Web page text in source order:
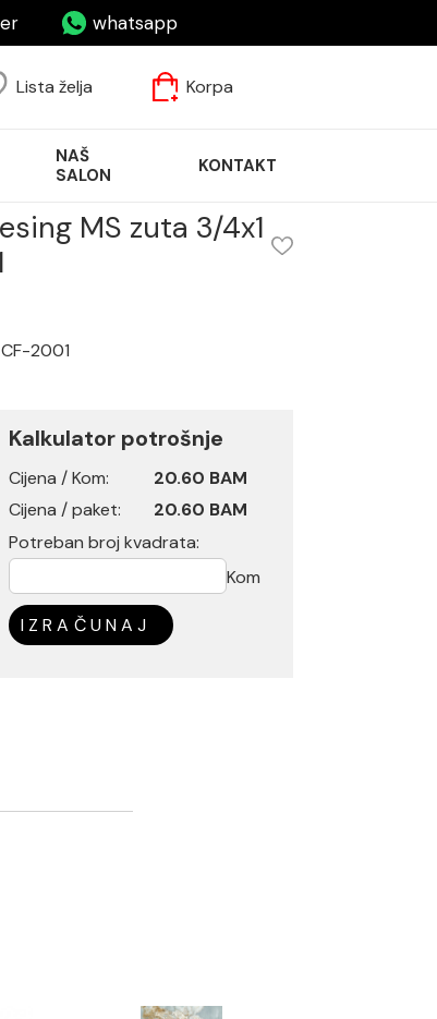
whatsapp
Lista želja Korpa
NAŠ
SALON
KONTAKT
MS zuta 3/4x1
2001
Kalkulator potrošnje
Cijena / Kom:
20.60 BAM
Cijena / paket:
20.60 BAM
Potreban broj kvadrata:
Kom
IZRAČUNAJ